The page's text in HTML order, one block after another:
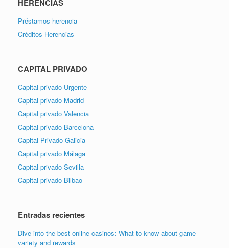
HERENCIAS
Préstamos herencia
Créditos Herencias
CAPITAL PRIVADO
Capital privado Urgente
Capital privado Madrid
Capital privado Valencia
Capital privado Barcelona
Capital Privado Galicia
Capital privado Málaga
Capital privado Sevilla
Capital privado Bilbao
Entradas recientes
Dive into the best online casinos: What to know about game
variety and rewards